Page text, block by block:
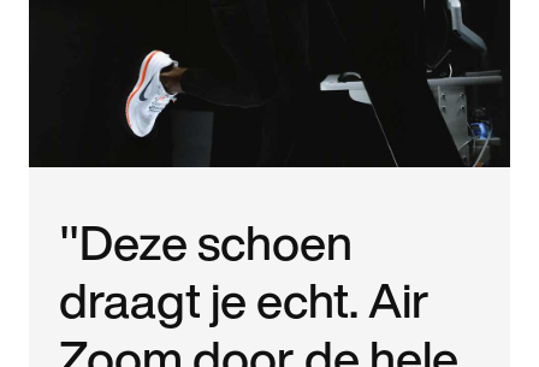
"Deze schoen
draagt je echt. Air